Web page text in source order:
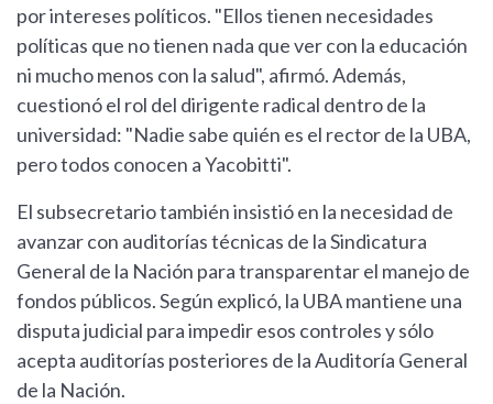
por intereses políticos. "Ellos tienen necesidades
políticas que no tienen nada que ver con la educación
ni mucho menos con la salud", afirmó. Además,
cuestionó el rol del dirigente radical dentro de la
universidad: "Nadie sabe quién es el rector de la UBA,
pero todos conocen a Yacobitti".
El subsecretario también insistió en la necesidad de
avanzar con auditorías técnicas de la Sindicatura
General de la Nación para transparentar el manejo de
fondos públicos. Según explicó, la UBA mantiene una
disputa judicial para impedir esos controles y sólo
acepta auditorías posteriores de la Auditoría General
de la Nación.